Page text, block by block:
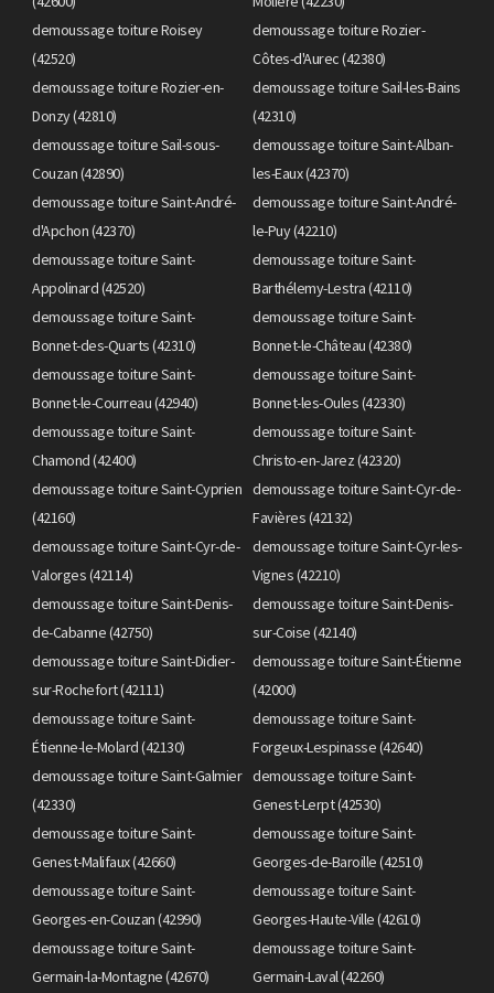
demoussage toiture Roisey
(42520)
demoussage toiture Rozier-
Côtes-d'Aurec (42380)
demoussage toiture Rozier-en-
Donzy (42810)
demoussage toiture Sail-les-Bains
(42310)
demoussage toiture Sail-sous-
Couzan (42890)
demoussage toiture Saint-Alban-
les-Eaux (42370)
demoussage toiture Saint-André-
d'Apchon (42370)
demoussage toiture Saint-André-
le-Puy (42210)
demoussage toiture Saint-
Appolinard (42520)
demoussage toiture Saint-
Barthélemy-Lestra (42110)
demoussage toiture Saint-
Bonnet-des-Quarts (42310)
demoussage toiture Saint-
Bonnet-le-Château (42380)
demoussage toiture Saint-
Bonnet-le-Courreau (42940)
demoussage toiture Saint-
Bonnet-les-Oules (42330)
demoussage toiture Saint-
Chamond (42400)
demoussage toiture Saint-
Christo-en-Jarez (42320)
demoussage toiture Saint-Cyprien
(42160)
demoussage toiture Saint-Cyr-de-
Favières (42132)
demoussage toiture Saint-Cyr-de-
Valorges (42114)
demoussage toiture Saint-Cyr-les-
Vignes (42210)
demoussage toiture Saint-Denis-
de-Cabanne (42750)
demoussage toiture Saint-Denis-
sur-Coise (42140)
demoussage toiture Saint-Didier-
sur-Rochefort (42111)
demoussage toiture Saint-Étienne
(42000)
demoussage toiture Saint-
Étienne-le-Molard (42130)
demoussage toiture Saint-
Forgeux-Lespinasse (42640)
demoussage toiture Saint-Galmier
(42330)
demoussage toiture Saint-
Genest-Lerpt (42530)
demoussage toiture Saint-
Genest-Malifaux (42660)
demoussage toiture Saint-
Georges-de-Baroille (42510)
demoussage toiture Saint-
Georges-en-Couzan (42990)
demoussage toiture Saint-
Georges-Haute-Ville (42610)
demoussage toiture Saint-
Germain-la-Montagne (42670)
demoussage toiture Saint-
Germain-Laval (42260)